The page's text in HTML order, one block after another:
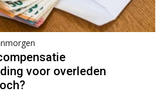
voor overleden